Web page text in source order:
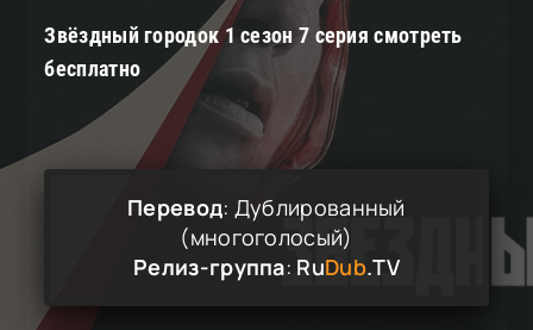
Звёздный городок 1 сезон 7 серия смотреть
бесплатно
Перевод: Дублированный
(многоголосый)
Релиз-группа: RuDub.TV